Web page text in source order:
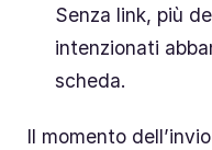
Senza link, più
intenzionati
scheda.
Il momento